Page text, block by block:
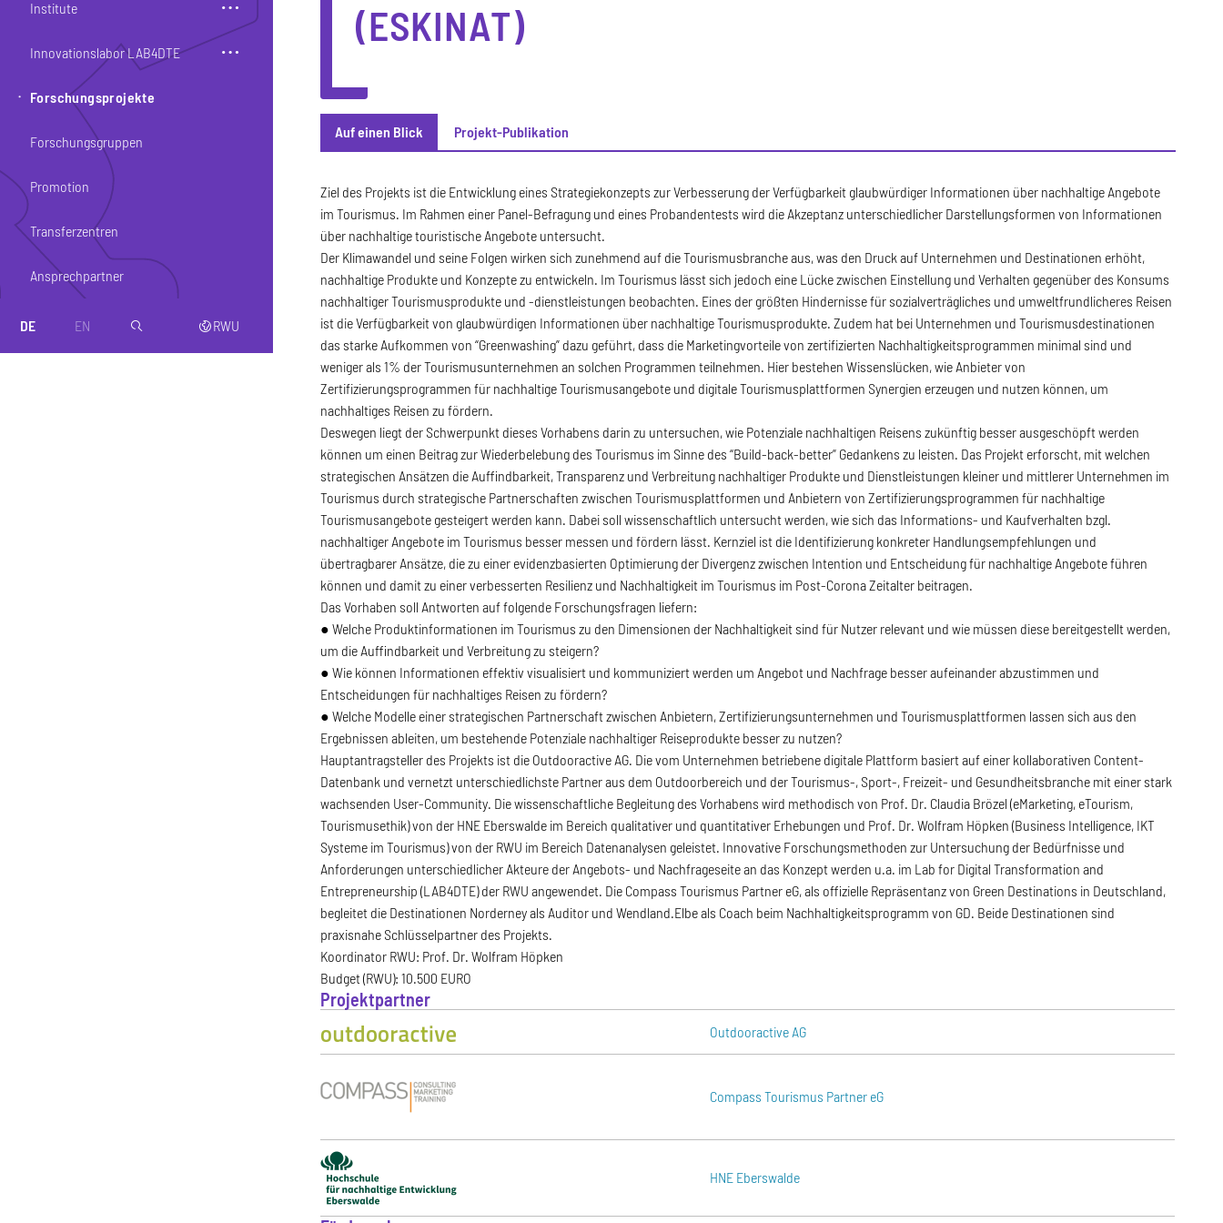
Institute
Innovationslabor LAB4DTE
Forschungsprojekte
Forschungsgruppen
Promotion
Transferzentren
Ansprechpartner
DE EN magnifier webRWU
(ESKINAT)
Auf einen Blick Projekt-Publikation
Auf einen Blick
Ziel des Projekts ist die Entwicklung eines Strategiekonzepts zur Verbesserung der Verfügbarkeit glaubwürdiger Informationen über nachhaltige Angebote
im Tourismus. Im Rahmen einer Panel-Befragung und eines Probandentests wird die Akzeptanz unterschiedlicher Darstellungsformen von Informationen
über nachhaltige touristische Angebote untersucht.
Der Klimawandel und seine Folgen wirken sich zunehmend auf die Tourismusbranche aus, was den Druck auf Unternehmen und Destinationen erhöht,
nachhaltige Produkte und Konzepte zu entwickeln. Im Tourismus lässt sich jedoch eine Lücke zwischen Einstellung und Verhalten gegenüber des Konsums
nachhaltiger Tourismusprodukte und -dienstleistungen beobachten. Eines der größten Hindernisse für sozialverträgliches und umweltfrundlicheres Reisen
ist die Verfügbarkeit von glaubwürdigen Informationen über nachhaltige Tourismusprodukte. Zudem hat bei Unternehmen und Tourismusdestinationen
das starke Aufkommen von “Greenwashing” dazu geführt, dass die Marketingvorteile von zertifizierten Nachhaltigkeitsprogrammen minimal sind und
weniger als 1% der Tourismusunternehmen an solchen Programmen teilnehmen. Hier bestehen Wissenslücken, wie Anbieter von
Zertifizierungsprogrammen für nachhaltige Tourismusangebote und digitale Tourismusplattformen Synergien erzeugen und nutzen können, um
nachhaltiges Reisen zu fördern.
Deswegen liegt der Schwerpunkt dieses Vorhabens darin zu untersuchen, wie Potenziale nachhaltigen Reisens zukünftig besser ausgeschöpft werden
können um einen Beitrag zur Wiederbelebung des Tourismus im Sinne des “Build-back-better” Gedankens zu leisten. Das Projekt erforscht, mit welchen
strategischen Ansätzen die Auffindbarkeit, Transparenz und Verbreitung nachhaltiger Produkte und Dienstleistungen kleiner und mittlerer Unternehmen im
Tourismus durch strategische Partnerschaften zwischen Tourismusplattformen und Anbietern von Zertifizierungsprogrammen für nachhaltige
Tourismusangebote gesteigert werden kann. Dabei soll wissenschaftlich untersucht werden, wie sich das Informations- und Kaufverhalten bzgl.
nachhaltiger Angebote im Tourismus besser messen und fördern lässt. Kernziel ist die Identifizierung konkreter Handlungsempfehlungen und
übertragbarer Ansätze, die zu einer evidenzbasierten Optimierung der Divergenz zwischen Intention und Entscheidung für nachhaltige Angebote führen
können und damit zu einer verbesserten Resilienz und Nachhaltigkeit im Tourismus im Post-Corona Zeitalter beitragen.
Das Vorhaben soll Antworten auf folgende Forschungsfragen liefern:
● Welche Produktinformationen im Tourismus zu den Dimensionen der Nachhaltigkeit sind für Nutzer relevant und wie müssen diese bereitgestellt werden,
um die Auffindbarkeit und Verbreitung zu steigern?
● Wie können Informationen effektiv visualisiert und kommuniziert werden um Angebot und Nachfrage besser aufeinander abzustimmen und
Entscheidungen für nachhaltiges Reisen zu fördern?
● Welche Modelle einer strategischen Partnerschaft zwischen Anbietern, Zertifizierungsunternehmen und Tourismusplattformen lassen sich aus den
Ergebnissen ableiten, um bestehende Potenziale nachhaltiger Reiseprodukte besser zu nutzen?
Hauptantragsteller des Projekts ist die Outdooractive AG. Die vom Unternehmen betriebene digitale Plattform basiert auf einer kollaborativen Content-
Datenbank und vernetzt unterschiedlichste Partner aus dem Outdoorbereich und der Tourismus-, Sport-, Freizeit- und Gesundheitsbranche mit einer stark
wachsenden User-Community. Die wissenschaftliche Begleitung des Vorhabens wird methodisch von Prof. Dr. Claudia Brözel (eMarketing, eTourism,
Tourismusethik) von der HNE Eberswalde im Bereich qualitativer und quantitativer Erhebungen und Prof. Dr. Wolfram Höpken (Business Intelligence, IKT
Systeme im Tourismus) von der RWU im Bereich Datenanalysen geleistet. Innovative Forschungsmethoden zur Untersuchung der Bedürfnisse und
Anforderungen unterschiedlicher Akteure der Angebots- und Nachfrageseite an das Konzept werden u.a. im Lab for Digital Transformation and
Entrepreneurship (LAB4DTE) der RWU angewendet. Die Compass Tourismus Partner eG, als offizielle Repräsentanz von Green Destinations in Deutschland,
begleitet die Destinationen Norderney als Auditor und Wendland.Elbe als Coach beim Nachhaltigkeitsprogramm von GD. Beide Destinationen sind
praxisnahe Schlüsselpartner des Projekts.
Koordinator RWU: Prof. Dr. Wolfram Höpken
Budget (RWU): 10.500 EURO
Projektpartner
Outdooractive AG
Compass Tourismus Partner eG
HNE Eberswalde